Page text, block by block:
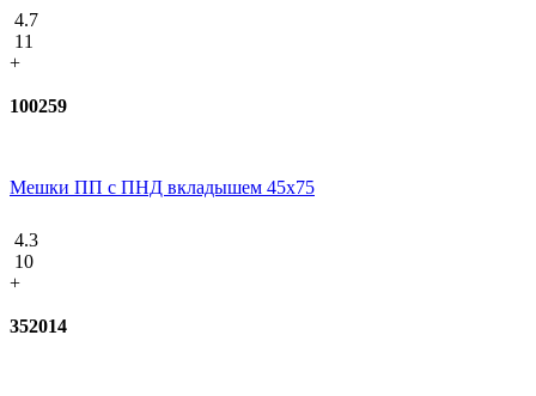
4.7
11
+
100259
Мешки ПП с ПНД вкладышем 45x75
4.3
10
+
352014